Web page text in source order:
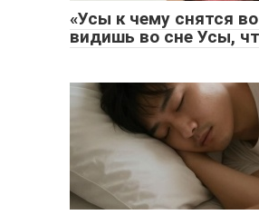
«Усы к чему снятся
видишь во сне Усы,